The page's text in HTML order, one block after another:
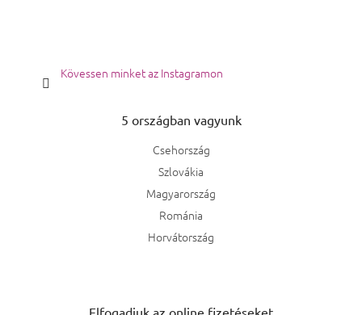
Kövessen minket az Instagramon
5 országban vagyunk
Csehország
Szlovákia
Magyarország
Románia
Horvátország